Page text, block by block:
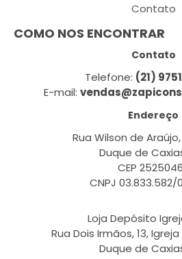
Contato
COMO NOS ENCONTRAR
Contato
Telefone: (21)
E-mail:
Endereço
Rua Wilson de Araújo,
Duque de
CEP
CNPJ 03.833.582/
Loja Depósito
Rua Dois Irmãos, 13,
Duque de